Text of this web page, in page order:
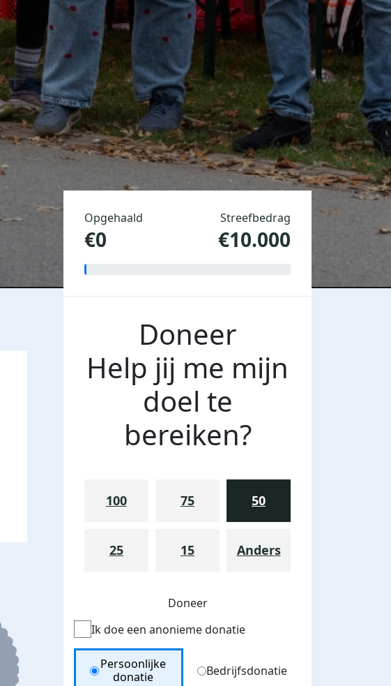
Opgehaald
€0
Streefbedrag
€10.000
Doneer
Help jij me mijn
doel te
bereiken?
100 75 50
25 15 Anders
Doneer
Ik doe een anonieme donatie
Donation Type
Persoonlijke
donatie
Bedrijfsdonatie